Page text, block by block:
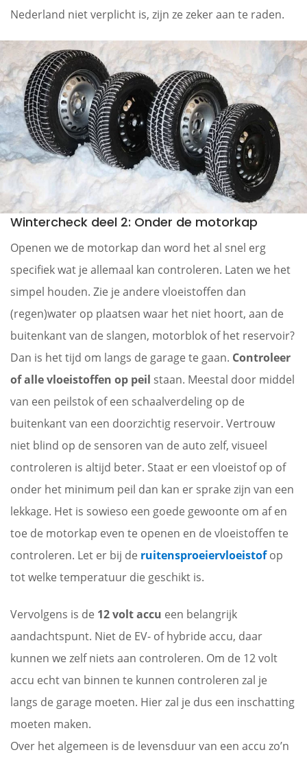
Nederland niet verplicht is, zijn ze zeker aan te raden.
Wintercheck deel 2: Onder de motorkap
Openen we de motorkap dan word het al snel erg
specifiek wat je allemaal kan controleren. Laten we het
simpel houden. Zie je andere vloeistoffen dan
(regen)water op plaatsen waar het niet hoort, aan de
buitenkant van de slangen, motorblok of het reservoir?
Dan is het tijd om langs de garage te gaan. Controleer
of alle vloeistoffen op peil staan. Meestal door middel
van een peilstok of een schaalverdeling op de
buitenkant van een doorzichtig reservoir. Vertrouw
niet blind op de sensoren van de auto zelf, visueel
controleren is altijd beter. Staat er een vloeistof op of
onder het minimum peil dan kan er sprake zijn van een
lekkage. Het is sowieso een goede gewoonte om af en
toe de motorkap even te openen en de vloeistoffen te
controleren. Let er bij de ruitensproeiervloeistofop
tot welke temperatuur die geschikt is.
Vervolgens is de 12 volt accu een belangrijk
aandachtspunt. Niet de EV- of hybride accu, daar
kunnen we zelf niets aan controleren. Om de 12 volt
accu echt van binnen te kunnen controleren zal je
langs de garage moeten. Hier zal je dus een inschatting
moeten maken.
Over het algemeen is de levensduur van een accu zo’n